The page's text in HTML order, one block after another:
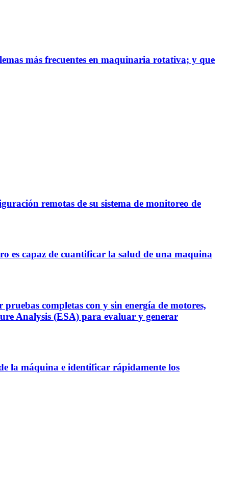
más frecuentes en maquinaria rotativa; y que
remotas de su sistema de monitoreo de
es capaz de cuantificar la salud de una maquina
completas con y sin energía de motores,
Analysis (ESA) para evaluar y generar
la máquina e identificar rápidamente los